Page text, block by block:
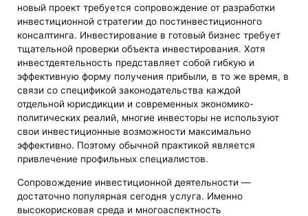
новый проект требуется сопровождение от разработки
инвестиционной стратегии до постинвестиционного
консалтинга. Инвестирование в готовый бизнес требует
тщательной проверки объекта инвестирования. Хотя
инвестдеятельность представляет собой гибкую и
эффективную форму получения прибыли, в то же время, в
связи со спецификой законодательства каждой
отдельной юрисдикции и современных экономико-
политических реалий, многие инвесторы не используют
свои инвестиционные возможности максимально
эффективно. Поэтому обычной практикой является
привлечение профильных специалистов.
Сопровождение инвестиционной деятельности —
достаточно популярная сегодня услуга. Именно
высокорисковая среда и многоаспектность